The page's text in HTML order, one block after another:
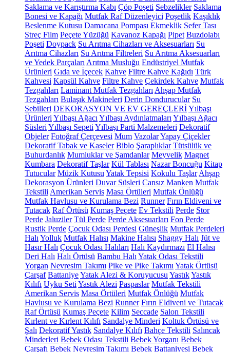
Saklama ve Karıştırma Kabı Çöp Poşeti Sebzelikler Saklama
Bonesi ve Kapağı Mutfak Raf Düzenleyici Poşetlik Kaşıklık
Beslenme Kutusu Damacana Pompası Ekmeklik Sefer Tası
Streç Film Peçete Yüzüğü Kavanoz Kapağı Pipet Buzdolabı
Poşeti Doypack Su Arıtma Cihazları ve Aksesuarları Su
Arıtma Cihazları Su Arıtma Filtreleri Su Arıtma Aksesuarları
ve Yedek Parçaları Arıtma Musluğu Endüstriyel Mutfak
Ürünleri Gıda ve İçecek Kahve Filtre Kahve Kağıdı Türk
Kahvesi Kapsül Kahve Filtre Kahve Çekirdek Kahve Mutfak
Tezgahları Laminant Mutfak Tezgahları Ahşap Mutfak
Tezgahları Bulaşık Makineleri Derin Dondurucular Su
Sebilleri DEKORASYON VE EV GEREÇLERİYılbaşı
Ürünleri Yılbaşı Ağacı Yılbaşı Aydınlatmaları Yılbaşı Ağacı
Süsleri Yılbaşı Sepeti Yılbaşı Parti Malzemeleri Dekoratif
Objeler Fotoğraf Çerçevesi Mum VazolarYapay Çiçekler
Dekoratif Tabak ve Kaseler Biblo Şaraplıklar Tütsülük ve
Buhurdanlık Mumluklar ve Şamdanlar Meyvelik Magnet
Kumbara Dekoratif Taşlar Kül Tablası Nazar Boncuğu Kitap
Tutucular Müzik Kutusu Yatak Tepsisi Kokulu Taşlar Ahşap
Dekorasyon Ürünleri Duvar Süsleri Cansız Manken Mutfak
Tekstili Amerikan Servis Masa Örtüleri Mutfak Önlüğü
Mutfak Havlusu ve Kurulama Bezi Runner Fırın Eldiveni ve
Tutacak Raf Örtüsü Kumaş Peçete Ev Tekstili Perde Stor
Perde Jaluziler Tül Perde Perde Aksesuarları Fon Perde
Rustik Perde Çocuk Odası Perdesi Güneşlik Mutfak Perdeleri
Halı Yolluk Mutfak Halısı Makine Halısı Shaggy Halı Jüt ve
Hasır Halı Çocuk Odası Halıları Halı Kaydırmazı El Halısı
Deri Halı Halı Örtüsü Bambu Halı Yatak Odası Tekstili
Yorgan Nevresim Takımı Pike ve Pike Takımı Yatak Örtüsü
Çarşaf BattaniyeYatak Alezi & Koruyucusu YastıkYastık
Kılıfı Uyku Seti Yastık Alezi Paspaslar Mutfak Tekstili
Amerikan Servis Masa Örtüleri Mutfak Önlüğü Mutfak
Havlusu ve Kurulama Bezi Runner Fırın Eldiveni ve Tutacak
Raf Örtüsü Kumaş Peçete Kilim Seccade Salon Tekstili
Kırlent ve Kırlent Kılıfı Sandalye Minderi Koltuk Örtüsü ve
Şalı Dekoratif Yastık Sandalye Kılıfı Bahçe Tekstili Salıncak
Minderleri Bebek Odası Tekstili Bebek Yorganı Bebek
Çarşafı Bebek Nevresim Takımı Bebek Battaniyesi Bebek